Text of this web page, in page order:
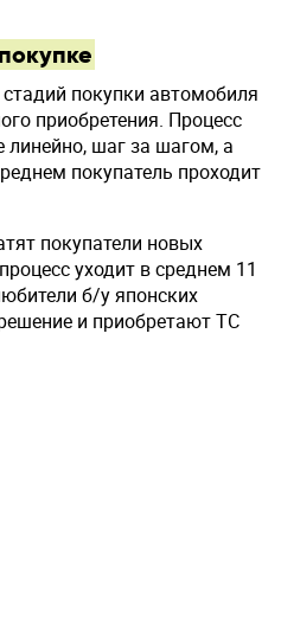
покупки автомобиля
приобретения. Процесс
линейно, шаг за шагом, а
покупатель проходит
покупатели новых
уходит в среднем 11
б/у японских
и приобретают ТС